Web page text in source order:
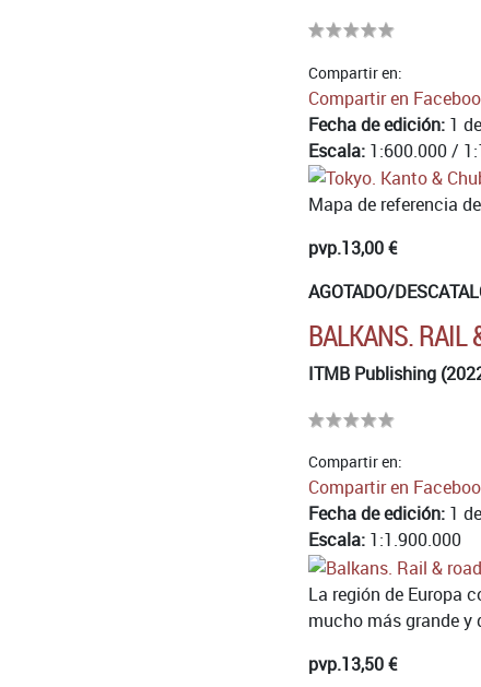
Compartir en:
Compartir en
Fecha de edición: 1
Escala: 1:600.000 /
Mapa de referencia
pvp.13,00 €
AGOTADO/
BALKANS. RAIL
ITMB Publishing
Compartir en:
Compartir en
Fecha de edición: 1
Escala: 1:1.900.000
La región de Europa
mucho más grande y
pvp.13,50 €